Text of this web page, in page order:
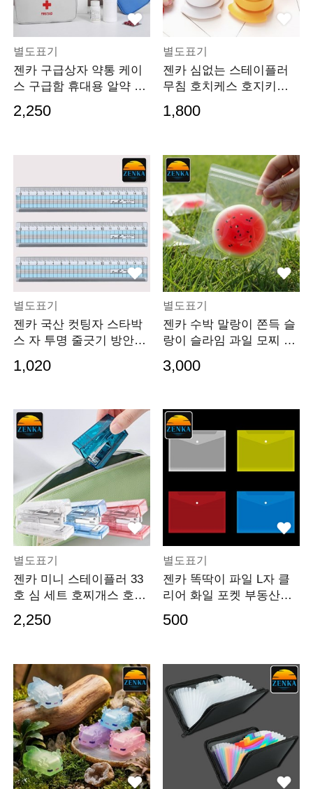
별도표기
젠카 구급상자 약통 케이
스 구급함 휴대용 알약 응
2,250
별도표기
젠카 심없는 스테이플러
무침 호치케스 호지키스
1,800
별도표기
젠카 국산 컷팅자 스타박
스 자 투명 줄긋기 방안자
1,020
별도표기
젠카 수박 말랑이 쫀득 슬
랑이 슬라임 과일 모찌 스
쫀쫀 찐득
3,000
별도표기
젠카 미니 스테이플러 33
호 심 세트 호찌개스 호지
2,250
별도표기
젠카 똑딱이 파일 L자 클
리어 화일 포켓 부동산계
500